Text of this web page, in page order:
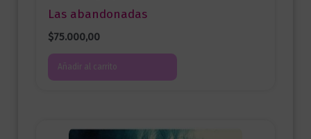
Las abandonadas
$75.000,00
Añadir al carrito